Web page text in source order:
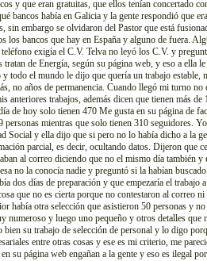
y que eran gratuitas, que ellos tenían concertado
bancos había en Galicia y la gente respondió que
sin embargo se olvidaron del Pastor que está
los bancos que hay en España y alguno de fuera.
exigía el C.V. Telva no leyó los C.V. y
de Energía, según su página web, y eso a ella
el mundo le dijo que quería un trabajo estable,
no años de permanencia. Cuando llegó mi turno no
anteriores trabajos, además dicen que tienen más de
de hoy solo tienen 470 Me gusta en su página de
mientras que solo tienen 310 seguidores.
Social y ella dijo que si pero no lo había dicho a la
parcial, es decir, ocultando datos. Dijeron que
al correo diciendo que no el mismo día también y
no la conocía nadie y preguntó si la habían
dos días de preparación y que empezaría el trabajo
que no es cierta porque no contestaron al correo ni
había otra selección que asistieron 50 personas y
numeroso y luego uno pequeño y otros detalles que
su trabajo de selección de personal y lo digo
entre otras cosas y ese es mi criterio, me
su página web engañan a la gente y eso es ilegal